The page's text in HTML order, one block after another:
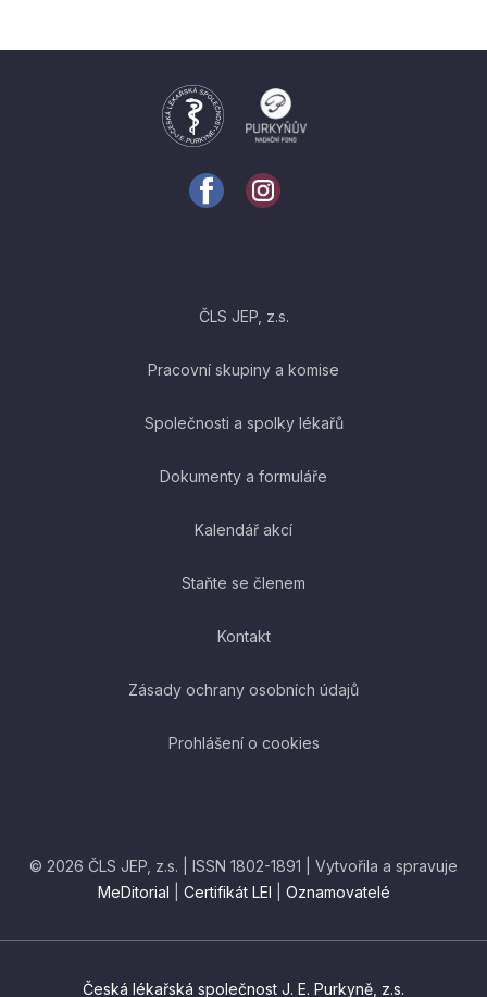
ČLS JEP, z.s.
Pracovní skupiny a komise
Společnosti a spolky lékařů
Dokumenty a formuláře
Kalendář akcí
Staňte se členem
Kontakt
Zásady ochrany osobních údajů
Prohlášení o cookies
© 2026 ČLS JEP, z.s. | ISSN 1802-1891 | Vytvořila a spravuje
MeDitorial
Certifikát LEI Oznamovatelé
Česká lékařská společnost J. E. Purkyně, z.s.